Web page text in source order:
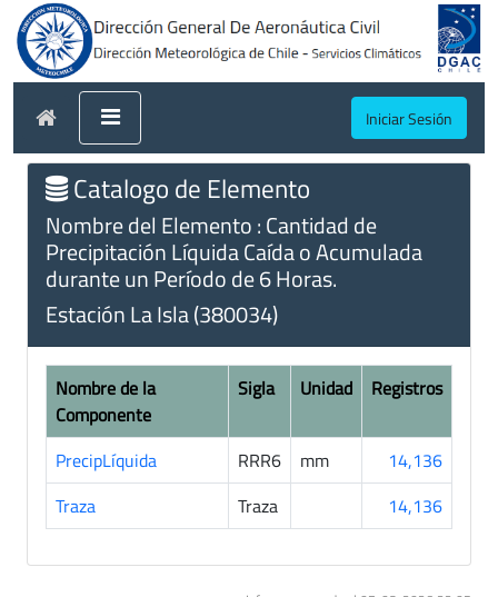
Iniciar Sesión
Catalogo de Elemento
Nombre del Elemento : Cantidad de
Precipitación Líquida Caída o Acumulada
durante un Período de 6 Horas.
Estación La Isla (380034)
Nombre de la
Componente
Sigla Unidad Registros
PrecipLíquida RRR6 mm
14,136
Traza
Traza 14,136